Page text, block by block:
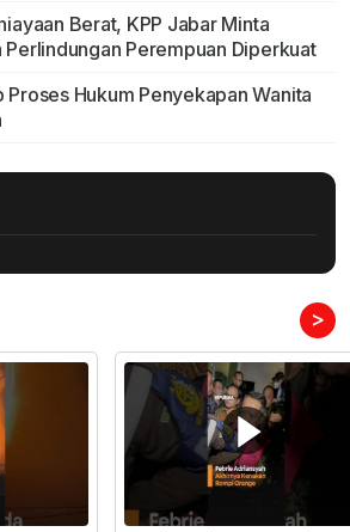
Berat, KPP Jabar Minta
Perempuan Diperkuat
Proses Hukum Penyekapan Wanita
>